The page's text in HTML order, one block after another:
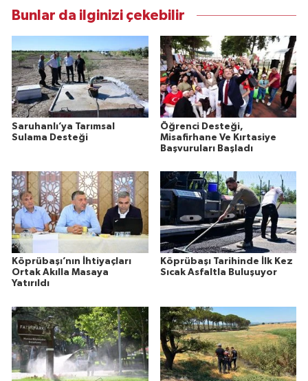
Bunlar da ilginizi çekebilir
Saruhanlı’ya Tarımsal
Sulama Desteği
Öğrenci Desteği,
Misafirhane Ve Kırtasiye
Başvuruları Başladı
Köprübaşı’nın İhtiyaçları
Ortak Akılla Masaya
Yatırıldı
Köprübaşı Tarihinde İlk Kez
Sıcak Asfaltla Buluşuyor